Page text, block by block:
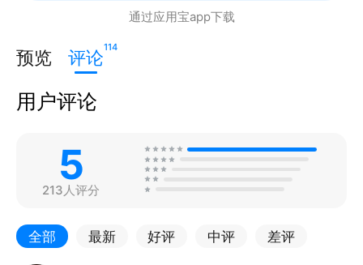
通过应用宝app下载
预览 评论114
用户评论
5
213人评分
全部 最新 好评 中评 差评